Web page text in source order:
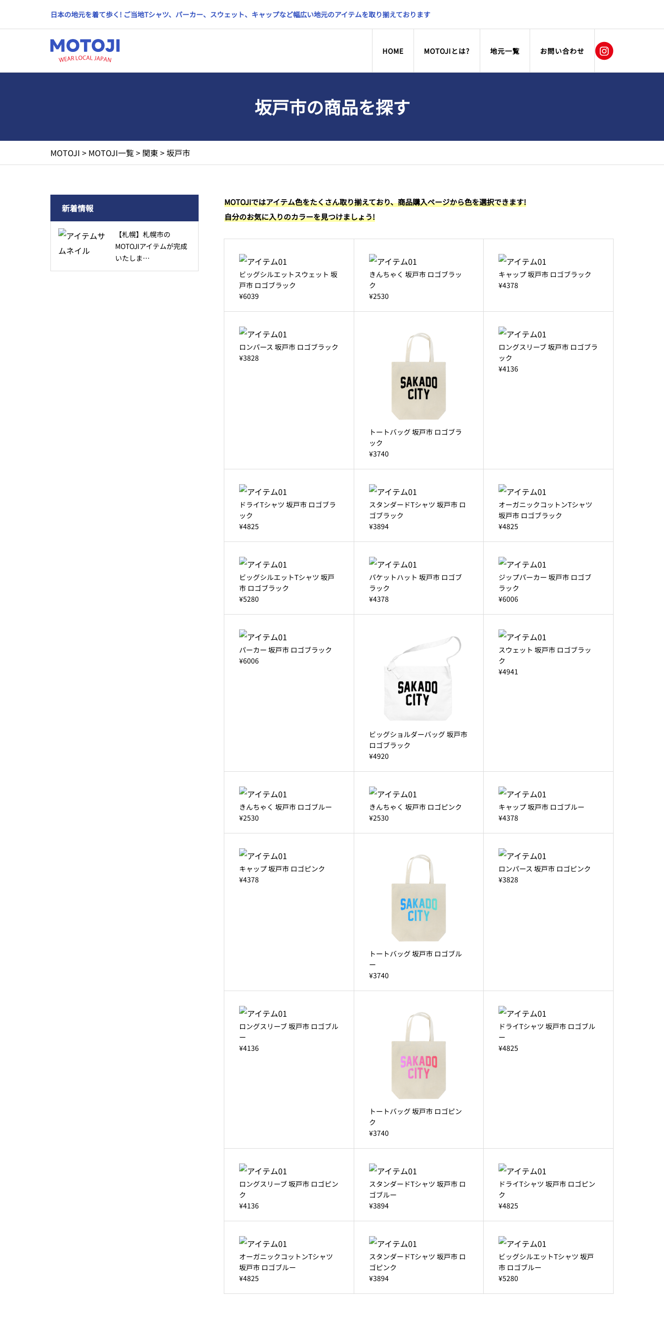
日本の地元を着て歩く! ご当地Tシャツ、パーカー、スウェット、キャップなど幅広い地元のアイテムを取り揃えております
HOME MOTOJIとは? 地元一覧 お問い合わせ
坂戸市の商品を探す
MOTOJI > MOTOJI一覧> 関東 >坂戸市
新着情報
【札幌】札幌市の
MOTOJIアイテムが完成
いたしま…
MOTOJIではアイテム色をたくさん取り揃えており、商品購入ページから色を選択できます!
自分のお気に入りのカラーを見つけましょう!
ビッグシルエットスウェット 坂
戸市 ロゴブラック
¥6039
きんちゃく 坂戸市 ロゴブラッ
ク
¥2530
キャップ 坂戸市 ロゴブラック
¥4378
ロンパース 坂戸市 ロゴブラック
¥3828
トートバッグ 坂戸市 ロゴブラ
ック
¥3740
ロングスリーブ 坂戸市 ロゴブラ
ック
¥4136
ドライTシャツ 坂戸市 ロゴブラ
ック
¥4825
スタンダードTシャツ 坂戸市 ロ
ゴブラック
¥3894
オーガニックコットンTシャツ
坂戸市 ロゴブラック
¥4825
ビッグシルエットTシャツ 坂戸
市 ロゴブラック
¥5280
パケットハット 坂戸市 ロゴブ
ラック
¥4378
ジップパーカー 坂戸市 ロゴブ
ラック
¥6006
パーカー 坂戸市 ロゴブラック
¥6006
ビッグショルダーバッグ 坂戸市
ロゴブラック
¥4920
スウェット 坂戸市 ロゴブラッ
ク
¥4941
きんちゃく 坂戸市 ロゴブルー
¥2530
きんちゃく 坂戸市 ロゴピンク
¥2530
キャップ 坂戸市 ロゴブルー
¥4378
キャップ 坂戸市 ロゴピンク
¥4378
トートバッグ 坂戸市 ロゴブル
ー
¥3740
ロンパース 坂戸市 ロゴピンク
¥3828
ロングスリーブ 坂戸市 ロゴブル
ー
¥4136
トートバッグ 坂戸市 ロゴピン
ク
¥3740
ドライTシャツ 坂戸市 ロゴブル
ー
¥4825
ロングスリーブ 坂戸市 ロゴピン
ク
¥4136
スタンダードTシャツ 坂戸市 ロ
ゴブルー
¥3894
ドライTシャツ 坂戸市 ロゴピン
ク
¥4825
オーガニックコットンTシャツ
坂戸市 ロゴブルー
¥4825
スタンダードTシャツ 坂戸市 ロ
ゴピンク
¥3894
ビッグシルエットTシャツ 坂戸
市 ロゴブルー
¥5280